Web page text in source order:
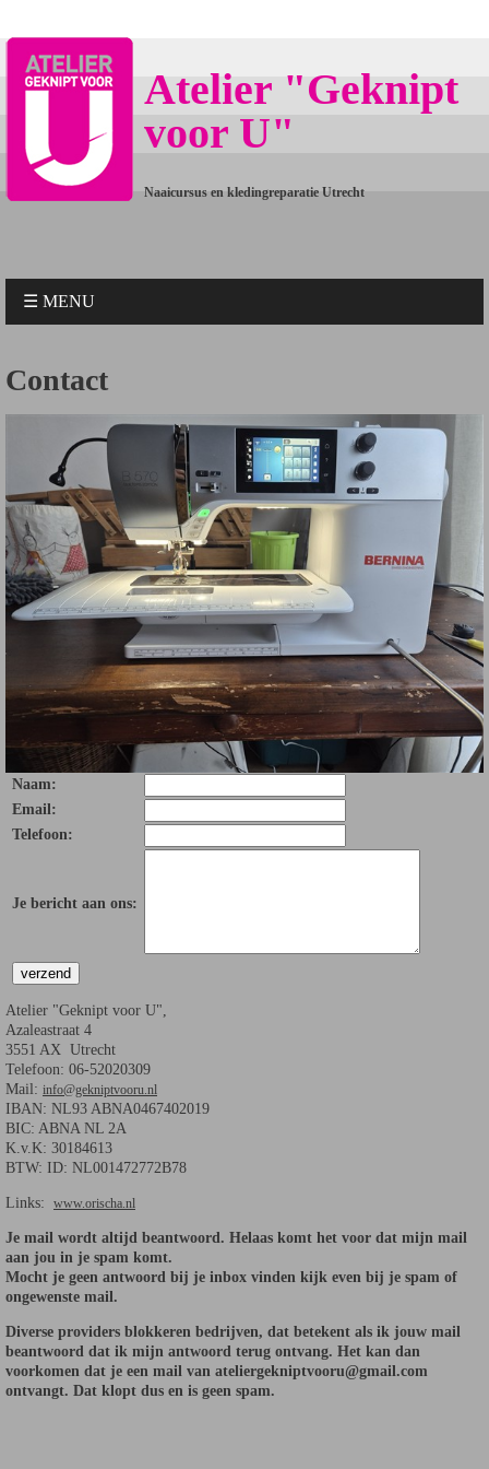
Atelier "Geknipt
voor U"
Naaicursus en kledingreparatie Utrecht
☰ MENU
Contact
Naam:
Email:
Telefoon:
Je bericht aan ons:
Atelier "Geknipt voor U",
Azaleastraat 4
3551 AX Utrecht
Telefoon: 06-52020309
Mail: info@gekniptvooru.nl
IBAN: NL93 ABNA0467402019
BIC: ABNA NL 2A
K.v.K: 30184613
BTW: ID: NL001472772B78
Links: www.orischa.nl
Je mail wordt altijd beantwoord. Helaas komt het voor dat mijn mail
aan jou in je spam komt.
Mocht je geen antwoord bij je inbox vinden kijk even bij je spam of
ongewenste mail.
Diverse providers blokkeren bedrijven, dat betekent als ik jouw mail
beantwoord dat ik mijn antwoord terug ontvang. Het kan dan
voorkomen dat je een mail van ateliergekniptvooru@gmail.com
ontvangt. Dat klopt dus en is geen spam.